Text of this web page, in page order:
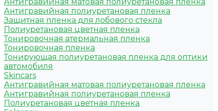
Антигравийная матовая полиуретановая пленка
Антигравийная полиуретановая пленка
Защитная пленка для лобового стекла
Полиуретановая цветная пленка
Тонировочная атермальная пленка
Тонировочная пленка
Тонирующая полиуретановая пленка для оптики
автомобиля
Skincars
Антигравийная матовая полиуретановая пленка
Антигравийная полиуретановая пленка
Полиуретановая цветная пленка